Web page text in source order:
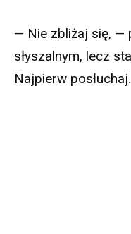
— Nie zbliżaj się, —
słyszalnym, lecz
Najpierw posłuchaj.